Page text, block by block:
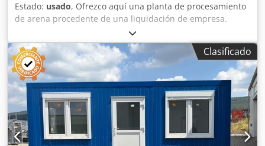
Estado: usado, Ofrezco aquí una planta de procesamiento
de arena procedente de una liquidación de empresa.
Incluye sistema de control. La máquina aún está conectada
y ha funcionado hasta el cierre de la empresa. Para
desmontaje por cuenta propia. Fotos adicionales y
detalles, así como una cita para verla, previa solicitud.
Djdpfxozb Ef Ho Af Tekr Puede enviar su propuesta de
precio. Desmontaje por cuenta propia. El desmontaje
puede organizarse asumiendo los costes. Venta SOLO a
empresas. Se emite factura con IVA. Sin garantía ni
responsabilidad.
Clasificado